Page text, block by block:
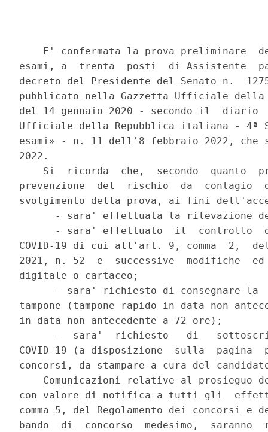
E' confermata la prova preliminare
esami, a  trenta  posti  di Assistente
decreto del Presidente del Senato n.
pubblicato nella Gazzetta Ufficiale
del 14 gennaio 2020 - secondo il  diario
Ufficiale della Repubblica italiana - 4ª
esami» - n. 11 dell'8 febbraio 2022,
2022.
Si  ricorda  che,  secondo  quanto
prevenzione  del  rischio  da  contagio
svolgimento della prova, ai fini
- sara' effettuata la rilevazione
- sara' effettuato  il  controllo
COVID-19 di cui all'art. 9, comma  2,
2021, n. 52  e  successive  modifiche
digitale o cartaceo;
- sara' richiesto di consegnare la
tampone (tampone rapido in data non
in data non antecedente a 72 ore);
-  sara'  richiesto   di
COVID-19 (a disposizione  sulla  pagina
concorsi, da stampare a cura del
Comunicazioni relative al prosieguo
con valore di notifica a tutti gli
comma 5, del Regolamento dei
bando  di  concorso  medesimo,